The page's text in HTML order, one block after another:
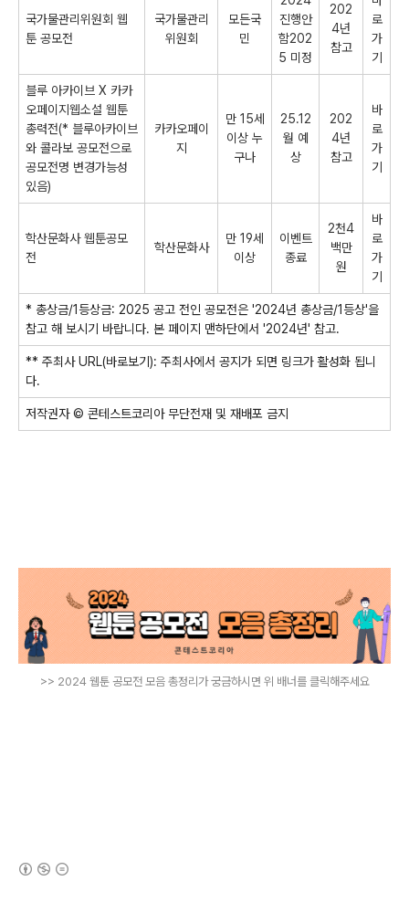
국가물관리위원회 웹
툰 공모전
국가물관리
위원회
모든국
민
진행안
함202
5 미정
202
4년
참고
로
가
기
블루 아카이브 X 카카
오페이지웹소설 웹툰
총력전(* 블루아카이브
와 콜라보 공모전으로
공모전명 변경가능성
있음)
카카오페이
지
만 15세
이상 누
구나
25.12
월 예
상
202
4년
참고
바
로
가
기
학산문화사 웹툰공모
전
학산문화사
만 19세
이상
이벤트
종료
2천4
백만
원
바
로
가
기
* 총상금/1등상금: 2025 공고 전인 공모전은 '2024년 총상금/1등상'을
참고 해 보시기 바랍니다. 본 페이지 맨하단에서 '2024년' 참고.
** 주최사 URL(바로보기): 주최사에서 공지가 되면 링크가 활성화 됩니
다.
저작권자 © 콘테스트코리아 무단전재 및 재배포 금지
>> 2024 웹툰 공모전 모음 총정리가 궁금하시면 위 배너를 클릭해주세요